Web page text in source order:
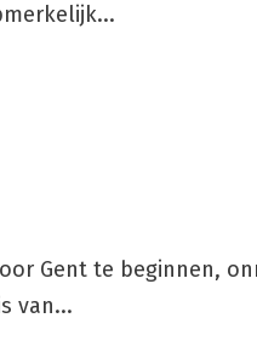
Gent te beginnen,
van...